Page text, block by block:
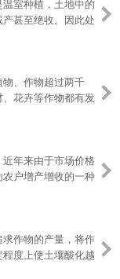
室种植，土地中的
甚至绝收。因此处
、作物超过两千
花卉等作物都有发
年来由于市场价格
户增产增收的一种
药来防治呢？
作物的产量，将作
度上使土壤酸化越